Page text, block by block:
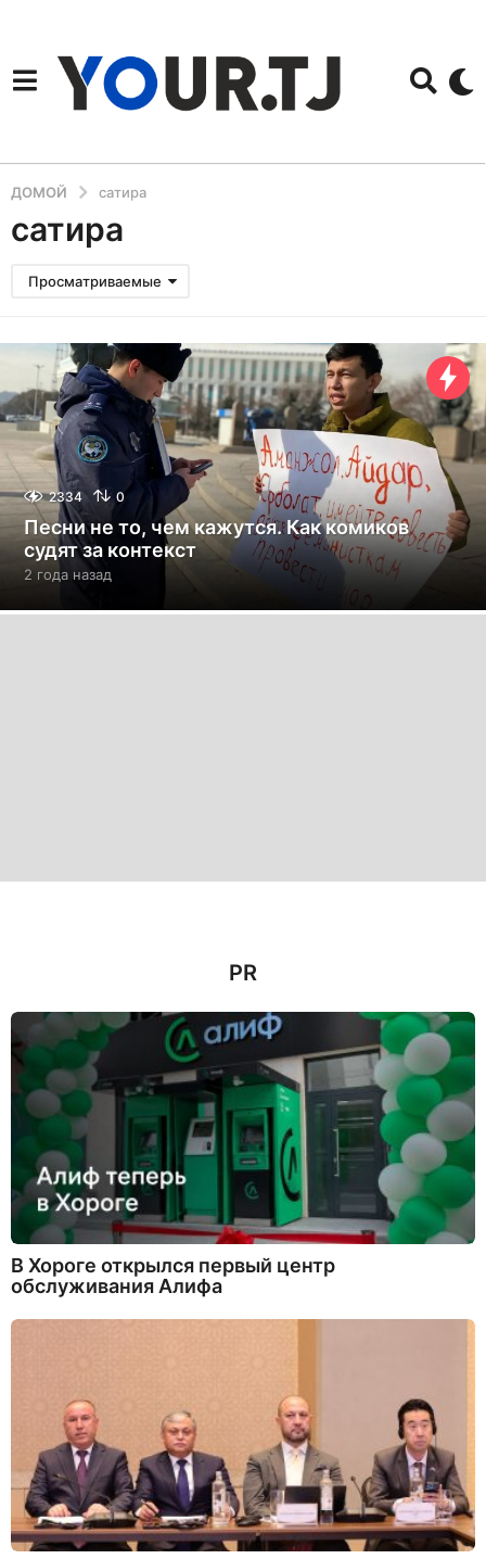
ДОМОЙ сатира
сатира
Просматриваемые
2334 0
Песни не то, чем кажутся. Как комиков
судят за контекст
2 года назад
о
PR
В Хороге открылся первый центр
обслуживания Алифа